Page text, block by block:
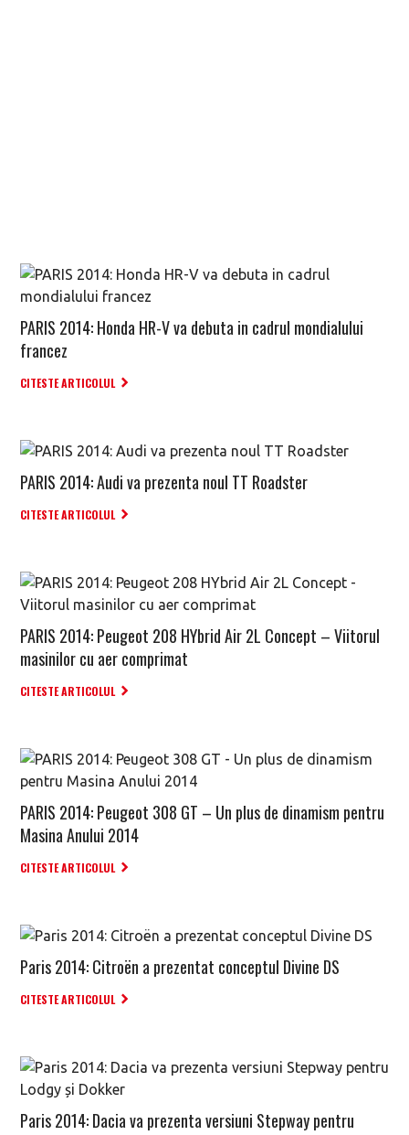
PARIS 2014: Honda HR-V va debuta in cadrul mondialului
francez
CITESTE ARTICOLUL
PARIS 2014: Audi va prezenta noul TT Roadster
CITESTE ARTICOLUL
PARIS 2014: Peugeot 208 HYbrid Air 2L Concept – Viitorul
masinilor cu aer comprimat
CITESTE ARTICOLUL
PARIS 2014: Peugeot 308 GT – Un plus de dinamism pentru
Masina Anului 2014
CITESTE ARTICOLUL
Paris 2014: Citroën a prezentat conceptul Divine DS
CITESTE ARTICOLUL
Paris 2014: Dacia va prezenta versiuni Stepway pentru